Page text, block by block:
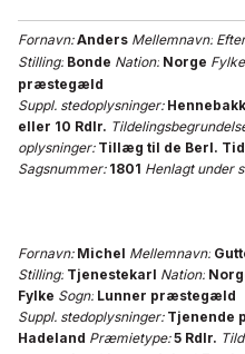
Fornavn: Anders Mellemnavn:
Stilling: Bonde Nation: Norge
præstegæld
Suppl. stedoplysninger:
eller 10 Rdlr.
oplysninger: Tillæg til de Berl.
Sagsnummer: 1801 Henlagt under
Fornavn: Michel Mellemnavn:
Stilling: Tjenestekarl Nation:
Fylke Sogn: Lunner præstegæld
Suppl. stedoplysninger: Tjenende
Hadeland Præmietype: 5 Rdlr.